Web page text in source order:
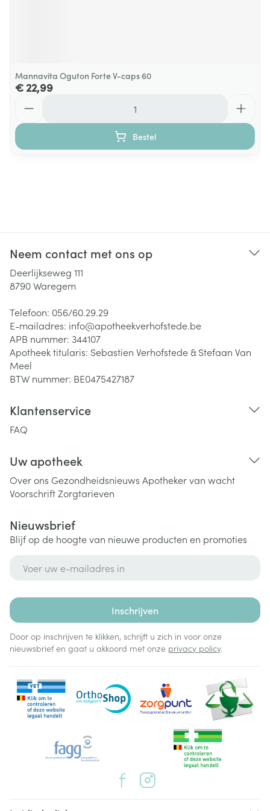
Mannavita Oguton Forte V-caps 60
€ 22,99
Bestel
Neem contact met ons op
Deerlijkseweg 111
8790Waregem
Telefoon: 056/60.29.29
E-mailadres: info@apotheekverhofstede.be
APB nummer: 344107
Apotheek titularis: Sebastien Verhofstede & Stefaan Van
Meel
BTW nummer: BE0475427187
Klantenservice
FAQ
Uw apotheek
Over ons Gezondheidsnieuws Apotheker van wacht
VoorschriftZorgtarieven
Nieuwsbrief
Blijf op de hoogte van nieuwe producten en promoties
Inschrijven
Door op inschrijven te klikken, schrijft u zich in voor onze
nieuwsbrief en gaat u akkoord met onze privacy policy.